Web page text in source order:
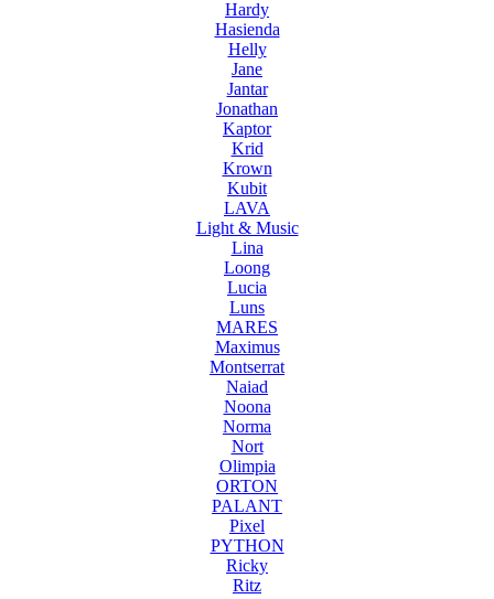
Hardy
Hasienda
Helly
Jane
Jantar
Jonathan
Kaptor
Krid
Krown
Kubit
LAVA
Light & Music
Lina
Loong
Lucia
Luns
MARES
Maximus
Montserrat
Naiad
Noona
Norma
Nort
Olimpia
ORTON
PALANT
Pixel
PYTHON
Ricky
Ritz